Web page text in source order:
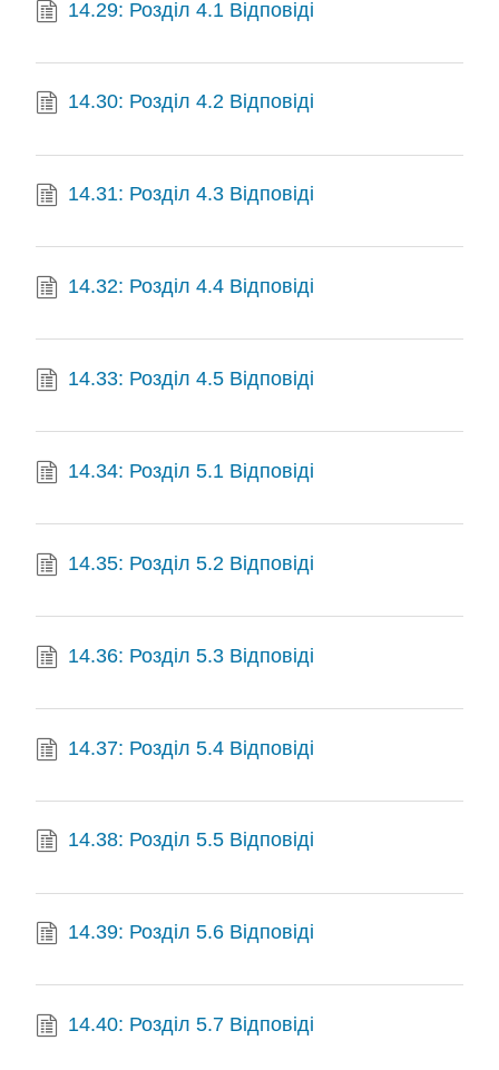
14.29: Розділ 4.1 Відповіді
14.30: Розділ 4.2 Відповіді
14.31: Розділ 4.3 Відповіді
14.32: Розділ 4.4 Відповіді
14.33: Розділ 4.5 Відповіді
14.34: Розділ 5.1 Відповіді
14.35: Розділ 5.2 Відповіді
14.36: Розділ 5.3 Відповіді
14.37: Розділ 5.4 Відповіді
14.38: Розділ 5.5 Відповіді
14.39: Розділ 5.6 Відповіді
14.40: Розділ 5.7 Відповіді